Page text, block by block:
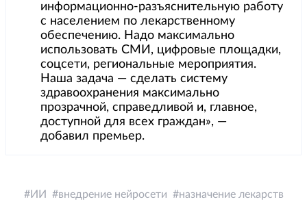
информационно-разъяснительную работу
с населением по лекарственному
обеспечению. Надо максимально
использовать СМИ, цифровые площадки,
соцсети, региональные мероприятия.
Наша задача — сделать систему
здравоохранения максимально
прозрачной, справедливой и, главное,
доступной для всех граждан», —
добавил премьер.
ИИ внедрение нейросети назначение лекарств